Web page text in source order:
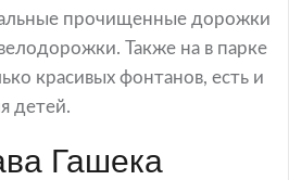
прочищенные дорожки
Также на в парке
красивых фонтанов, есть и
детей.
Гашека